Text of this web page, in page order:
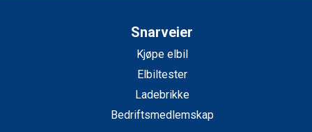
Snarveier
Kjøpe elbil
Elbiltester
Ladebrikke
Bedriftsmedlemskap